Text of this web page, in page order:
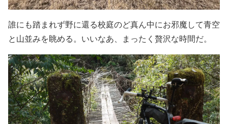
誰にも踏まれず野に還る校庭のど真ん中にお邪魔して青空
と山並みを眺める。いいなあ、まったく贅沢な時間だ。